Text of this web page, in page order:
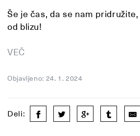
Še je čas, da se nam
od blizu!
VEČ
Objavljeno: 24. 1. 2024
Deli: